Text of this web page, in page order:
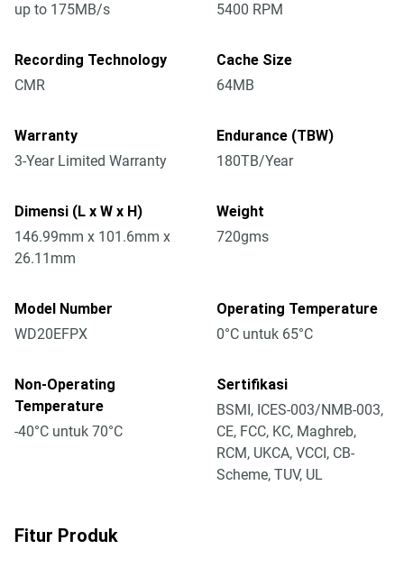
up to 175MB/s
5400 RPM
Recording Technology
CMR
Cache Size
64MB
Warranty
3-Year Limited Warranty
Endurance (TBW)
180TB/Year
Dimensi (L x W x H)
146.99mm x 101.6mm x
26.11mm
Weight
720gms
Model Number
WD20EFPX
Operating Temperature
0°C untuk 65°C
Non-Operating
Temperature
-40°C untuk 70°C
Sertifikasi
BSMI, ICES-003/NMB-003,
CE, FCC, KC, Maghreb,
RCM, UKCA, VCCI, CB-
Scheme, TUV, UL
Fitur Produk